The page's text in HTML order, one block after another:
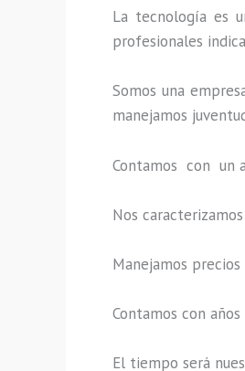
La tecnología es
profesionales
Somos una
manejamos
Contamos con un
Nos
Manejamos
Contamos con
El tiempo será